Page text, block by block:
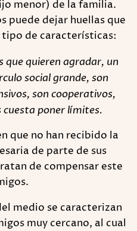
menor) de la familia.
puede dejar huellas que
de características:
que quieren agradar, un
social grande, son
son cooperativos,
cuesta poner límites.
que no han recibido la
de parte de sus
de compensar este
medio se caracterizan
muy cercano, al cual